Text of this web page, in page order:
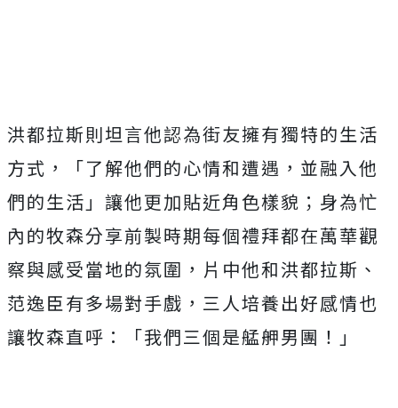
洪都拉斯則坦言他認為街友擁有獨特的生活
方式，「了解他們的心情和遭遇，並融入他
們的生活」 讓他更加貼近角色樣貌； 身為忙
內的牧森分享前製時期每個禮拜都在萬華觀
察與感受當地的氛圍，片中他和洪都拉斯、
范逸臣有多場對手戲， 三人培養出好感情也
讓牧森直呼：「我們三個是艋舺男團！」